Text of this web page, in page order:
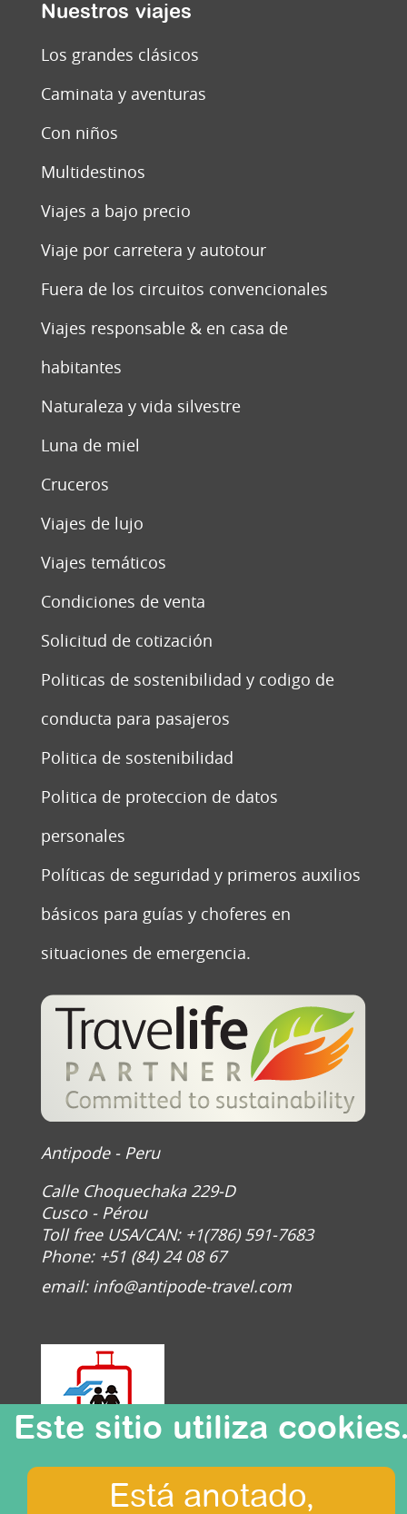
Nuestros viajes
Los grandes clásicos
Caminata y aventuras
Con niños
Multidestinos
Viajes a bajo precio
Viaje por carretera y autotour
Fuera de los circuitos convencionales
Viajes responsable & en casa de
habitantes
Naturaleza y vida silvestre
Luna de miel
Cruceros
Viajes de lujo
Viajes temáticos
Condiciones de venta
Solicitud de cotización
Politicas de sostenibilidad y codigo de
conducta para pasajeros
Politica de sostenibilidad
Politica de proteccion de datos
personales
Políticas de seguridad y primeros auxilios
básicos para guías y choferes en
situaciones de emergencia.
Antipode - Peru
Calle Choquechaka 229-D
Cusco - Pérou
Toll free USA/CAN: +1(786) 591-7683
Phone: +51 (84) 24 08 67
email: info@antipode-travel.com
Este sitio utiliza
Está anotado,